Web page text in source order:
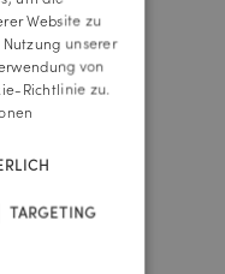
Website zu
unserer
von
Richtlinie zu.
TARGETING